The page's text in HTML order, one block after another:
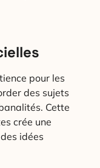
pour les
des sujets
Cette
crée une
idées